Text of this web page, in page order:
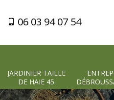
06 03 94 07 54
JARDINIER TAILLE
DE HAIE 45